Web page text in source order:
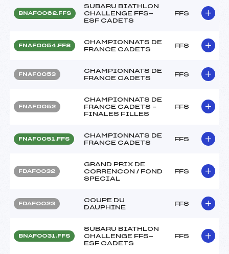
BNAF0062.FFS
SUBARU BIATHLON
CHALLENGE FFS-
ESF CADETS
FFS
FNAF0054.FFS
CHAMPIONNATS DE
FRANCE CADETS
FFS
FNAF0053
CHAMPIONNATS DE
FRANCE CADETS
FFS
FNAF0052
CHAMPIONNATS DE
FRANCE CADETS –
FINALES FILLES
FFS
FNAF0051.FFS
CHAMPIONNATS DE
FRANCE CADETS
FFS
FDAF0032
GRAND PRIX DE
CORRENCON / FOND
SPECIAL
FFS
FDAF0023
COUPE DU
DAUPHINE
FFS
BNAF0031.FFS
SUBARU BIATHLON
CHALLENGE FFS-
ESF CADETS
FFS